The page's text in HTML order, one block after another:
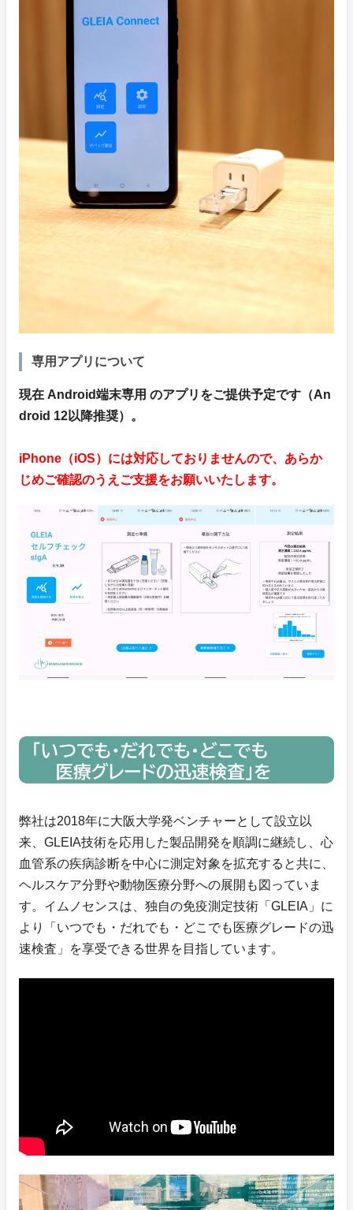
専用アプリについて
現在 Android端末専用 のアプリをご提供予定です（An
droid 12以降推奨）。
iPhone（iOS）には対応しておりませんので、あらか
じめご確認のうえご支援をお願いいたします。
弊社は2018年に大阪大学発ベンチャーとして設立以
来、GLEIA技術を応用した製品開発を順調に継続し、心
血管系の疾病診断を中心に測定対象を拡充すると共に、
ヘルスケア分野や動物医療分野への展開も図っていま
す。イムノセンスは、独自の免疫測定技術「GLEIA」に
より「いつでも・だれでも・どこでも医療グレードの迅
速検査」を享受できる世界を目指しています。